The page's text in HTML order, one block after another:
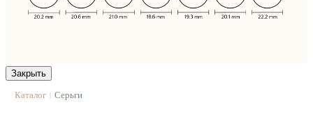
Закрыть
Каталог | Серьги